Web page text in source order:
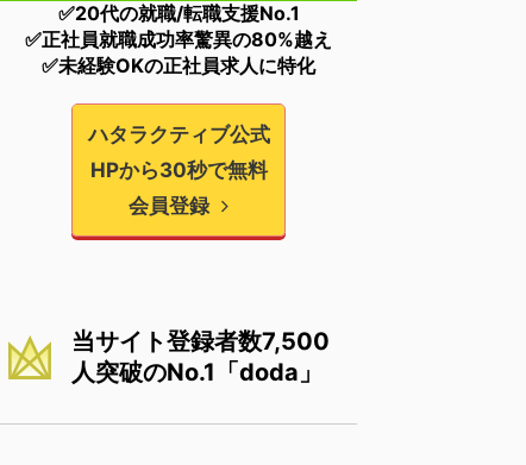
✅20代の就職/転職支援No.1
✅正社員就職成功率驚異の80%越え
✅未経験OKの正社員求人に特化
ハタラクティブ公式
HPから30秒で無料
会員登録
当サイト登録者数7,500
人突破のNo.1「doda」